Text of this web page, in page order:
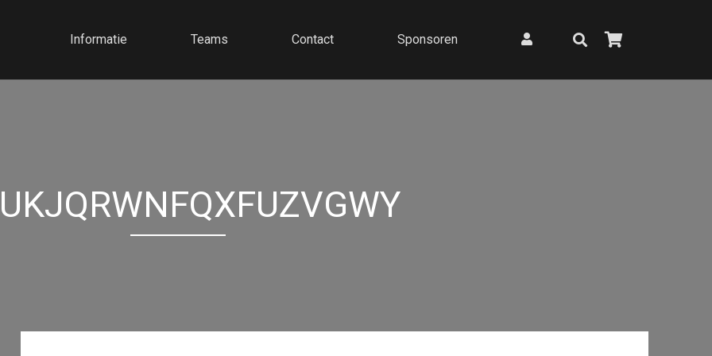
Informatie Teams Contact Sponsoren